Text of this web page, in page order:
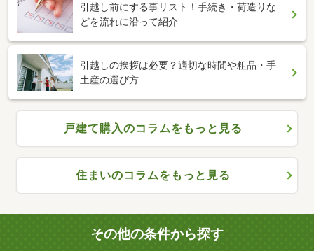
引越し前にする事リスト！手続き・荷造りな
どを流れに沿って紹介
引越しの挨拶は必要？適切な時間や粗品・手
土産の選び方
戸建て購入のコラムをもっと見る
住まいのコラムをもっと見る
その他の条件から探す